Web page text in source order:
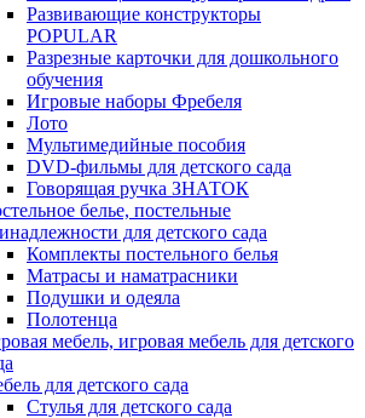
Развивающие конструкторы
POPULAR
Разрезные карточки для дошкольного
обучения
Игровые наборы Фребеля
Лото
Мультимедийные пособия
DVD-фильмы для детского сада
Говорящая ручка ЗНАТОК
белье, постельные
для детского сада
Комплекты постельного белья
Матрасы и наматрасники
Подушки и одеяла
Полотенца
мебель, игровая мебель для детского
для детского сада
Стулья для детского сада